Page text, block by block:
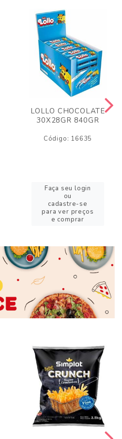
LOLLO CHOCOLATE
30X28GR 840GR
Código: 16635
Faça seu login
ou
cadastre-se
para ver preços
e comprar